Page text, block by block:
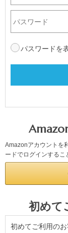
パスワードを
Amazonアカウントを
ードでログインするこ
初めて
初めてご利用の